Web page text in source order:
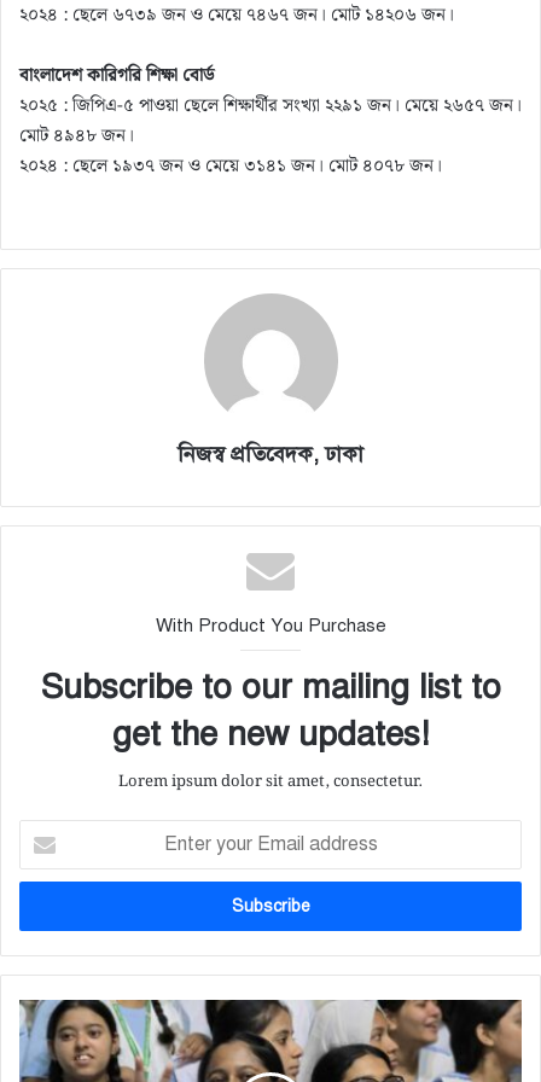
২০২৪ : ছেলে ৬৭৩৯ জন ও মেয়ে ৭৪৬৭ জন। মোট ১৪২০৬ জন।
বাংলাদেশ কারিগরি শিক্ষা বোর্ড
২০২৫ : জিপিএ-৫ পাওয়া ছেলে শিক্ষার্থীর সংখ্যা ২২৯১ জন। মেয়ে ২৬৫৭ জন।
মোট ৪৯৪৮ জন।
২০২৪ : ছেলে ১৯৩৭ জন ও মেয়ে ৩১৪১ জন। মোট ৪০৭৮ জন।
নিজস্ব প্রতিবেদক, ঢাকা
With Product You Purchase
Subscribe to our mailing list to
get the new updates!
Lorem ipsum dolor sit amet, consectetur.
t
r
y
u
r
E
এ
স
এ